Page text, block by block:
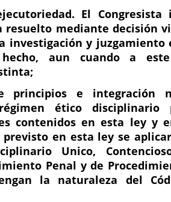
El Congresista
resuelto mediante decisión
investigación y
aun cuando a
principios e integración
ético disciplinario
contenidos en esta ley y
en esta ley se
Unico,
Penal y de
la naturaleza del